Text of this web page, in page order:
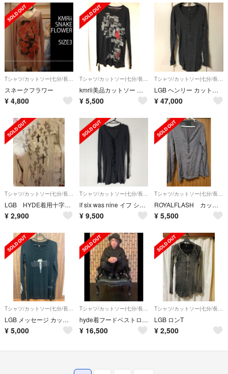
スネークフラワー
¥ 4,800
kmrii美品カットソー ケムリTシャツ
¥ 5,500
LGB ヘンリー カットソー
¥ 47,000
LGB HYDE着用十字架Tシャツ
¥ 2,900
if six was nine イフ シックス ワズ ナイン LACE UP
¥ 9,500
ROYALFLASH カットソー
¥ 5,500
Tシャツ/カットソー(七分/長袖)
LGB メッセージ カットソー
¥ 5,000
Tシャツ/カットソー(七分/長袖)
hyde着フードベストロングスリーブtiktok
¥ 16,500
Tシャツ/カットソー(七分/長袖)
LGB ロンT
¥ 2,500